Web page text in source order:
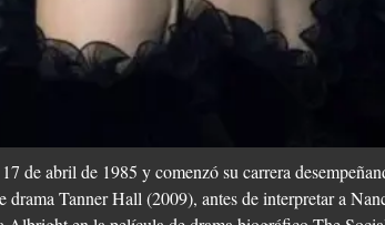
de abril de 1985 y comenzó su carrera
Tanner Hall (2009), antes de interpretar a